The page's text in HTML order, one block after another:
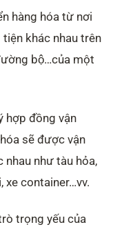
hàng hóa từ nơi
khác nhau trên
bộ…của một
hợp đồng vận
sẽ được vận
nhau như tàu hỏa,
xe container…vv.
trọng yếu của